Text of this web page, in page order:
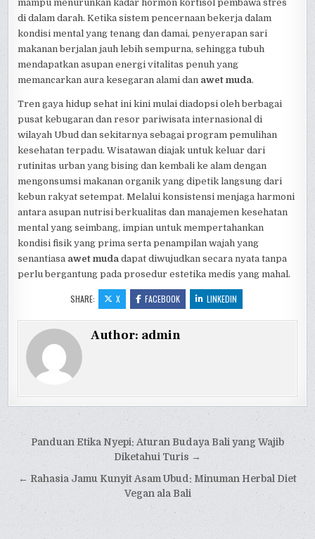
mampu menurunkan kadar hormon kortisol pembawa stres
di dalam darah. Ketika sistem pencernaan bekerja dalam
kondisi mental yang tenang dan damai, penyerapan sari
makanan berjalan jauh lebih sempurna, sehingga tubuh
mendapatkan asupan energi vitalitas penuh yang
memancarkan aura kesegaran alami dan awet muda.
Tren gaya hidup sehat ini kini mulai diadopsi oleh berbagai
pusat kebugaran dan resor pariwisata internasional di
wilayah Ubud dan sekitarnya sebagai program pemulihan
kesehatan terpadu. Wisatawan diajak untuk keluar dari
rutinitas urban yang bising dan kembali ke alam dengan
mengonsumsi makanan organik yang dipetik langsung dari
kebun rakyat setempat. Melalui konsistensi menjaga harmoni
antara asupan nutrisi berkualitas dan manajemen kesehatan
mental yang seimbang, impian untuk mempertahankan
kondisi fisik yang prima serta penampilan wajah yang
senantiasa awet muda dapat diwujudkan secara nyata tanpa
perlu bergantung pada prosedur estetika medis yang mahal.
SHARE: X FACEBOOK LINKEDIN
Author: admin
Navigasi
Panduan Etika Nyepi: Aturan Budaya Bali yang Wajib
Diketahui Turis →
← Rahasia Jamu Kunyit Asam Ubud: Minuman Herbal Diet
Vegan ala Bali